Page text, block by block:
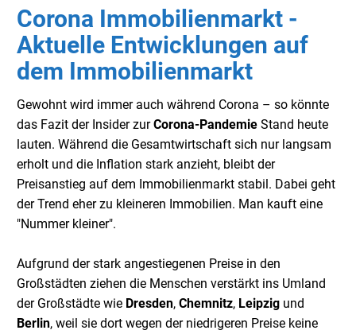
Corona Immobilienmarkt -
Aktuelle Entwicklungen auf
dem Immobilienmarkt
Gewohnt wird immer auch während Corona – so könnte
das Fazit der Insider zurCorona-Pandemie Stand heute
lauten. Während die Gesamtwirtschaft sich nur langsam
erholt und die Inflation stark anzieht, bleibt der
Preisanstieg auf dem Immobilienmarkt stabil. Dabei geht
der Trend eher zu kleineren Immobilien. Man kauft eine
"Nummer kleiner".
Aufgrund der stark angestiegenen Preise in den
Großstädten ziehen die Menschen verstärkt ins Umland
der Großstädte wie Dresden, Chemnitz, Leipzig und
Berlin, weil sie dort wegen der niedrigeren Preise keine